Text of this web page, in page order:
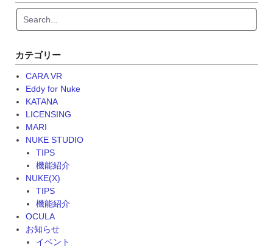
カテゴリー
CARA VR
Eddy for Nuke
KATANA
LICENSING
MARI
NUKE STUDIO
TIPS
機能紹介
NUKE(X)
TIPS
機能紹介
OCULA
お知らせ
イベント